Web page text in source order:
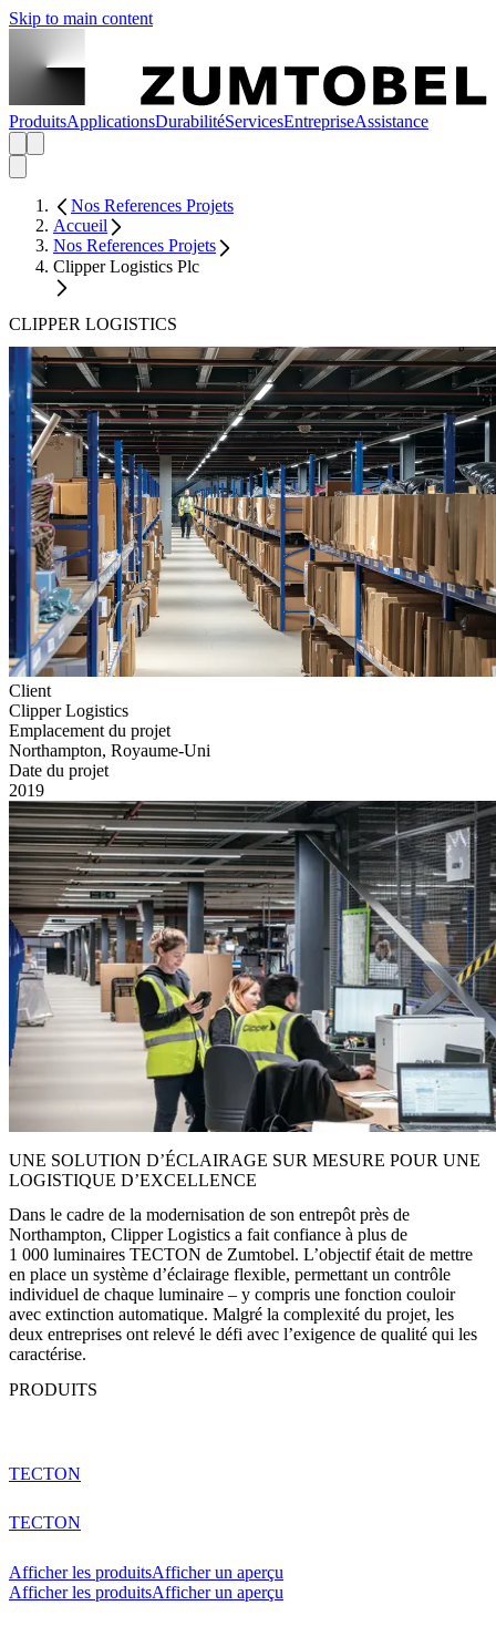
Skip to main content
ProduitsApplicationsDurabilitéServicesEntrepriseAssistance
Nos References Projets
Accueil
Nos References Projets
Clipper Logistics Plc
CLIPPER LOGISTICS
Client
Clipper Logistics
Emplacement du projet
Northampton, Royaume-Uni
Date du projet
2019
UNE SOLUTION D’ÉCLAIRAGE SUR MESURE POUR UNE
LOGISTIQUE D’EXCELLENCE
Dans le cadre de la modernisation de son entrepôt près de
Northampton, Clipper Logistics a fait confiance à plus de
1 000 luminaires TECTON de Zumtobel. L’objectif était de mettre
en place un système d’éclairage flexible, permettant un contrôle
individuel de chaque luminaire – y compris une fonction couloir
avec extinction automatique. Malgré la complexité du projet, les
deux entreprises ont relevé le défi avec l’exigence de qualité qui les
caractérise.
PRODUITS
TECTON
TECTON
Afficher les produitsAfficher un aperçu
Afficher les produitsAfficher un aperçu